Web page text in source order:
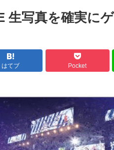
生写真を確実に
はてブ Pocket